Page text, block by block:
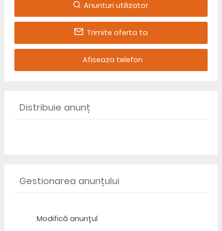
Anunturi utilizator
Trimite oferta ta
Afiseaza telefon
Distribuie anunț
Gestionarea anunțului
Modifică anunțul